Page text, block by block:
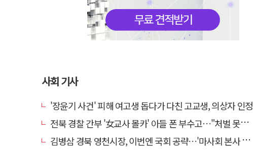
사회 기사
'장윤기 사건' 피해 여고생 돕다가 다친 고교생, 의상자 인정
전북 경찰 간부 '女교사 몰카' 아들 폰 부수고…"처벌 못하는 사안" 내부망에 글
김병삼 경북 영천시장, 이번엔 국회 공략…'마사회 본사 이전·광역교통망 확충' 요청